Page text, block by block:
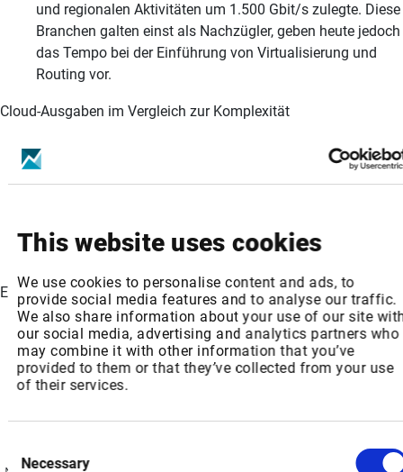
This website uses cookies
We use cookies to personalise content and ads, to
provide social media features and to analyse our traffic.
We also share information about your use of our site
our social media, advertising and analytics partners who
may combine it with other information that you’ve
provided to them or that they’ve collected from your use
of their services.
Selection
Necessary
und regionalen Aktivitäten um 1.500 Gbit/s zulegte. Diese
Branchen galten einst als Nachzügler, geben heute jedoch
das Tempo bei der Einführung von Virtualisierung und
Routing vor.
Cloud-Ausgaben im Vergleich zur Komplexität
61 % der IT-Führungskräfte nennen unvorhersehbare
Kosten als ihr größtes Hindernis. In Nordamerika geben
62 % an, dass Zuverlässigkeit wichtiger ist als der Preis,
Kostenkontrolle und die Sicherstellung vorhersehbarer
Ergebnisse unterstreicht.
Edge-Ökonomie und sekundäre Metropolen
Das Wachstum der VXC-Kapazität ist in souveränen Hubs
am stärksten: Paris (177 %), Quebec (200 %) und
Singapur (68%). In den USA expandieren Metropolen wie
Dallas, Chicago und Ashburn weiter, da Unternehmen ihre